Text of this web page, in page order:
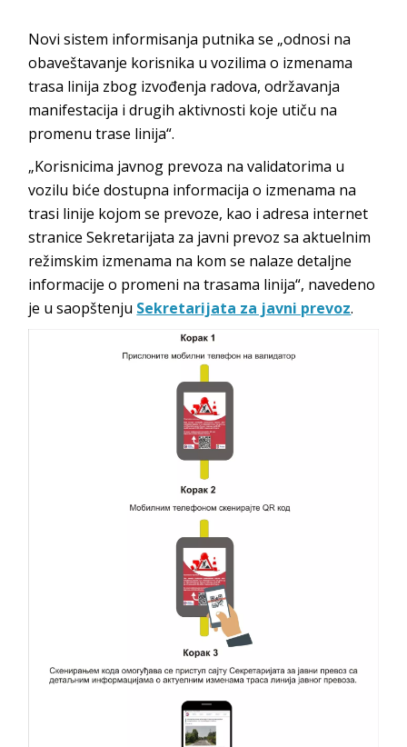
Novi sistem informisanja putnika se „odnosi na
obaveštavanje korisnika u vozilima o izmenama
trasa linija zbog izvođenja radova, održavanja
manifestacija i drugih aktivnosti koje utiču na
promenu trase linija“.
„Korisnicima javnog prevoza na validatorima u
vozilu biće dostupna informacija o izmenama na
trasi linije kojom se prevoze, kao i adresa internet
stranice Sekretarijata za javni prevoz sa aktuelnim
režimskim izmenama na kom se nalaze detaljne
informacije o promeni na trasama linija“, navedeno
je u saopštenju Sekretarijata za javni prevoz.